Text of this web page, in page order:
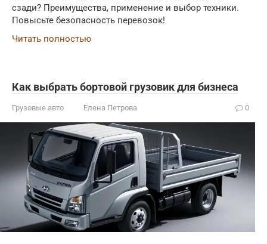
сзади? Преимущества, применение и выбор техники.
Повысьте безопасность перевозок!
Читать полностью
Как выбрать бортовой грузовик для бизнеса
Грузовые авто Елена Петрова 0